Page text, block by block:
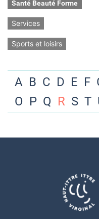
Santé Beauté Forme
Services
Sports et loisirs
A B C D E F
O P Q R S T